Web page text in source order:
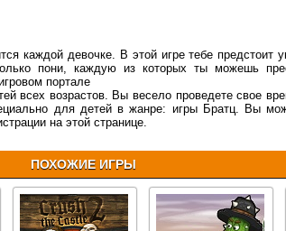
каждой девочке. В этой игре тебе предстоит
пони, каждую из которых ты можешь
портале
всех возрастов. Вы весело проведете свое
для детей в жанре: игры Братц. Вы
на этой странице.
ПОХОЖИЕ ИГРЫ